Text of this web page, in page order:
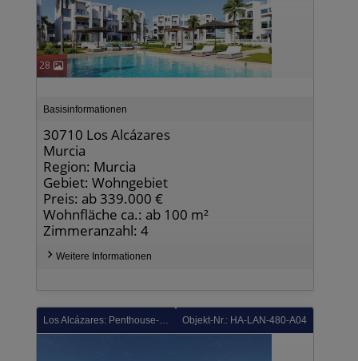
28
Basisinformationen
30710 Los Alcázares
Murcia
Region: Murcia
Gebiet: Wohngebiet
Preis: ab 339.000 €
Wohnfläche ca.: ab 100 m²
Zimmeranzahl: 4
Weitere Informationen
Los Alcázares: Penthouse-Wohnungen mit 3 Schlafzimmern, Tiefgaragenstellplatz und Gemeinschaftspool in einer wunderschönen Golfanlage und nur 500 m vom Strand Objekt-Nr.: HA-LAN-480-A04